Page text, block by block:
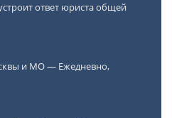
ответ юриста общей
и МО — Ежедневно,